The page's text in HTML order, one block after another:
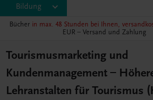
Bildung
Bücher in max. 48 Stunden bei Ihnen,
EUR – Versand und Zahlung
Tourismusmarketing und
Kundenmanagement –
Lehranstalten für Tourismus